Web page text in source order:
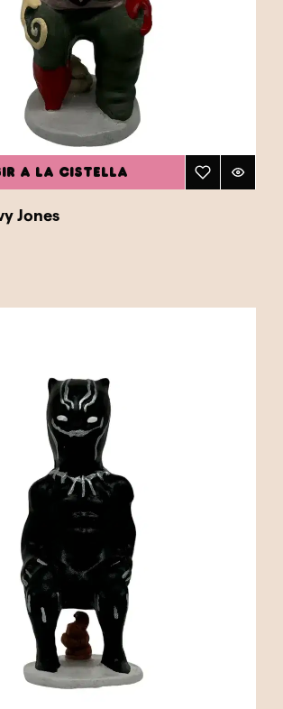
A LA CISTELLA
Jones